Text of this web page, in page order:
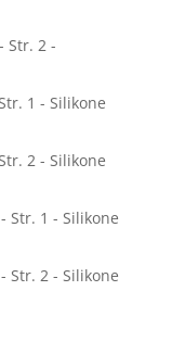
Str. 2 -
1 - Silikone
2 - Silikone
Str. 1 - Silikone
Str. 2 - Silikone